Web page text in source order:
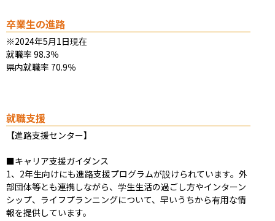
卒業生の進路
※2024年5月1日現在
就職率 98.3％
県内就職率 70.9％
就職支援
【進路支援センター】
■キャリア支援ガイダンス
1、2年生向けにも進路支援プログラムが設けられています。外
部団体等とも連携しながら、学生生活の過ごし方やインターン
シップ、ライフプランニングについて、早いうちから有用な情
報を提供しています。